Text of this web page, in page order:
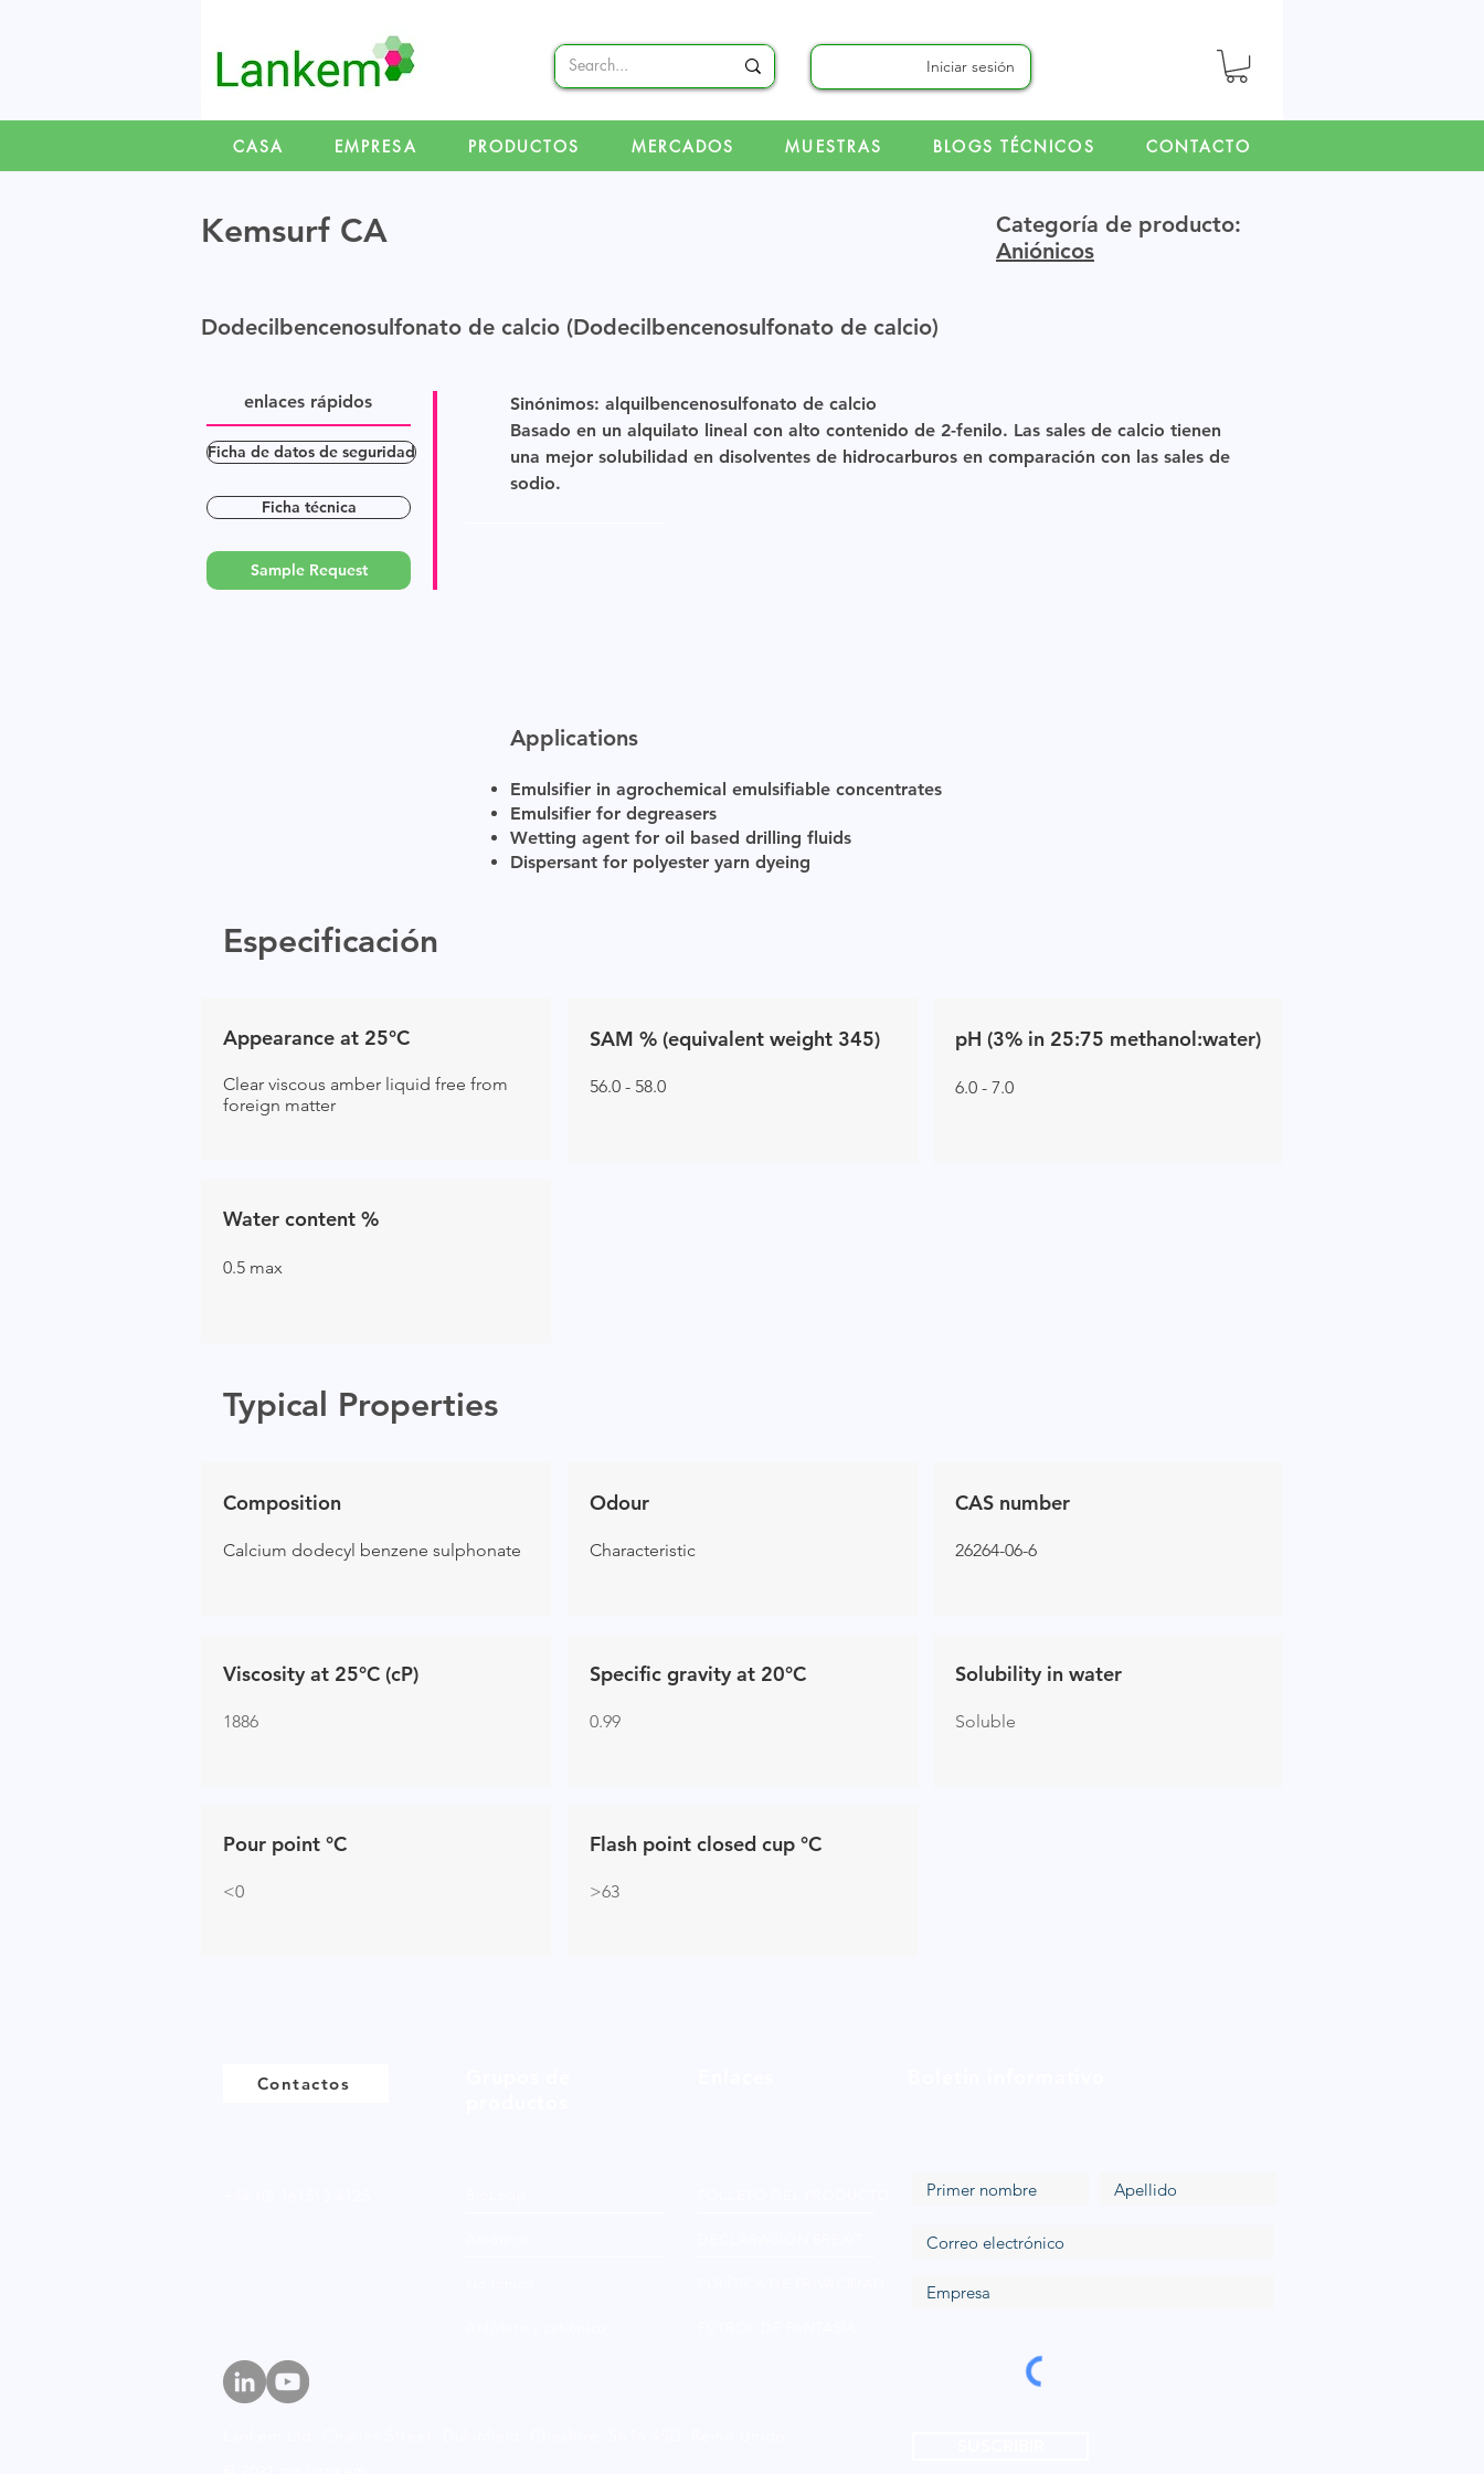
Iniciar sesión
CASA EMPRESA PRODUCTOS MERCADOS MUESTRAS BLOGS TÉCNICOS CONTACTO
Kemsurf CA
Categoría de producto:
Aniónicos
Dodecilbencenosulfonato de calcio (Dodecilbencenosulfonato de calcio)
enlaces rápidos
Ficha de datos de seguridad
Ficha técnica
Sample Request
Sinónimos: alquilbencenosulfonato de calcio
Basado en un alquilato lineal con alto contenido de 2-fenilo. Las sales de calcio tienen
una mejor solubilidad en disolventes de hidrocarburos en comparación con las sales de
sodio.
Applications
Emulsifier in agrochemical emulsifiable concentrates
Emulsifier for degreasers
Wetting agent for oil based drilling fluids
Dispersant for polyester yarn dyeing
Especificación
Appearance at 25°C
Clear viscous amber liquid free from
foreign matter
Water content %
0.5 max
SAM % (equivalent weight 345)
56.0 - 58.0
pH (3% in 25:75 methanol:water)
6.0 - 7.0
Typical Properties
Composition
Calcium dodecyl benzene sulphonate
Viscosity at 25°C (cP)
1886
Pour point °C
<0
Odour
Characteristic
Specific gravity at 20°C
0.99
Flash point closed cup °C
>63
CAS number
26264-06-6
Solubility in water
Soluble
Contactos